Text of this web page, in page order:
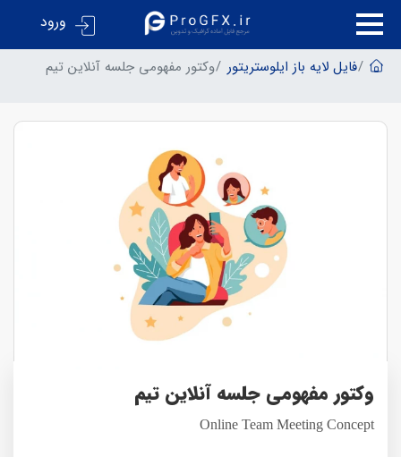
ورود
فایل لایه باز ایلوستریتور وکتور مفهومی جلسه آنلاین تیم
وکتور مفهومی جلسه آنلاین تیم
Online Team Meeting Concept